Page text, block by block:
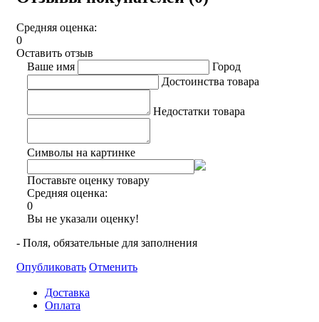
Средняя оценка:
0
Оставить отзыв
Ваше имя
Город
Достоинства товара
Недостатки товара
Символы на картинке
Поставьте оценку товару
Средняя оценка:
0
Вы не указали оценку!
- Поля, обязательные для заполнения
Опубликовать Отменить
Доставка
Оплата